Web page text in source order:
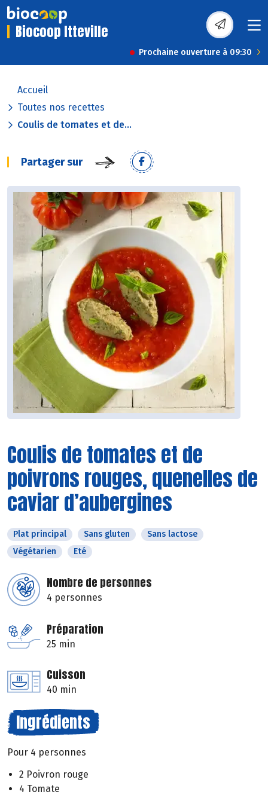
Biocoop Itteville
Prochaine ouverture à 09:30
Accueil
Toutes nos recettes
Coulis de tomates et de...
Partager sur
Coulis de tomates et de
poivrons rouges, quenelles de
caviar d’aubergines
Plat principal Sans gluten
Sans lactose
Végétarien
Eté
Nombre de personnes
4 personnes
Préparation
25 min
Cuisson
40 min
Ingrédients
Pour 4 personnes
2 Poivron rouge
4 Tomate